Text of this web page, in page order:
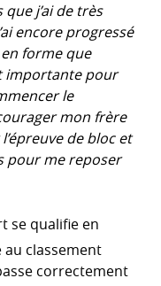
j’ai de très
encore progressé
forme que
importante pour
le
mon frère
de bloc et
pour me reposer
se qualifie en
au classement
correctement